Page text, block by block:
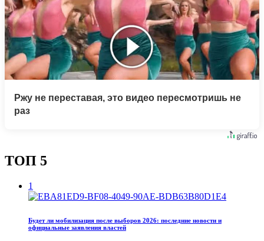
Ржу не переставая, это видео пересмотришь не
раз
ТОП 5
1
Будет ли мобилизация после выборов 2026: последние новости и
официальные заявления властей